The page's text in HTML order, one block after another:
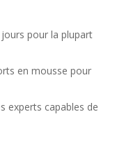
jours pour la plupart
en mousse pour
experts capables de